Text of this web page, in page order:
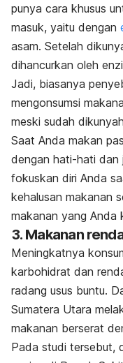
punya cara khusus
masuk, yaitu dengan
asam. Setelah
dihancurkan oleh
Jadi, biasanya
mengonsumsi
meski sudah
Saat Anda makan
dengan hati-hati dan
fokuskan diri Anda
kehalusan makanan
makanan yang Anda
3. Makanan
Meningkatnya
karbohidrat dan
radang usus buntu.
Sumatera Utara
makanan berserat
Pada studi tersebut,